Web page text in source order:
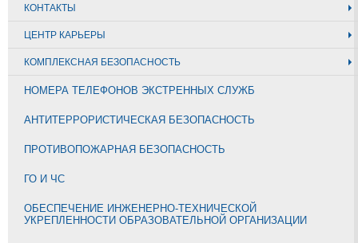
КОНТАКТЫ
ЦЕНТР КАРЬЕРЫ
КОМПЛЕКСНАЯ БЕЗОПАСНОСТЬ
НОМЕРА ТЕЛЕФОНОВ ЭКСТРЕННЫХ СЛУЖБ
АНТИТЕРРОРИСТИЧЕСКАЯ БЕЗОПАСНОСТЬ
ПРОТИВОПОЖАРНАЯ БЕЗОПАСНОСТЬ
ГО И ЧС
ОБЕСПЕЧЕНИЕ ИНЖЕНЕРНО-ТЕХНИЧЕСКОЙ
УКРЕПЛЕННОСТИ ОБРАЗОВАТЕЛЬНОЙ ОРГАНИЗАЦИИ